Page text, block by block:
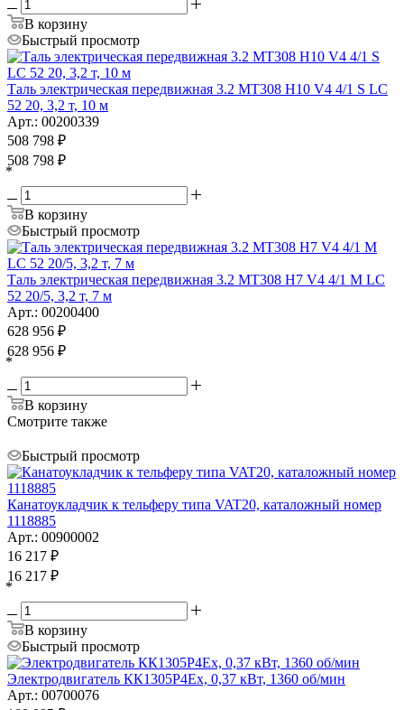
В корзину
Быстрый просмотр
Таль электрическая передвижная 3.2 MT308 H10 V4 4/1 S LC
52 20, 3,2 т, 10 м
Арт.: 00200339
508 798 ₽
508 798 ₽
*
В корзину
Быстрый просмотр
Таль электрическая передвижная 3.2 MT308 H7 V4 4/1 M LC
52 20/5, 3,2 т, 7 м
Арт.: 00200400
628 956 ₽
628 956 ₽
*
В корзину
Смотрите также
Быстрый просмотр
Канатоукладчик к тельферу типа VAT20, каталожный номер
1118885
Арт.: 00900002
16 217 ₽
16 217 ₽
*
В корзину
Быстрый просмотр
Электродвигатель КК1305P4Ex, 0,37 кВт, 1360 об/мин
Арт.: 00700076